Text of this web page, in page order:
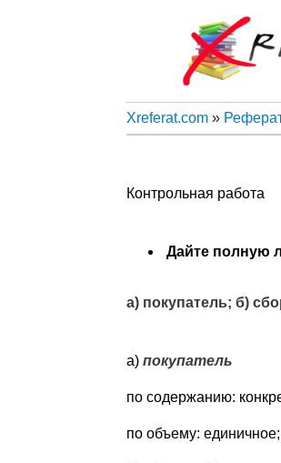
Xreferat.com»
Контрольная работа
Дайте полную
а) покупатель; б)
а) покупатель
по содержанию:
по объему: единичное;